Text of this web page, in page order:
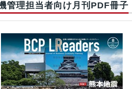
管理担当者向け月刊PDF冊子